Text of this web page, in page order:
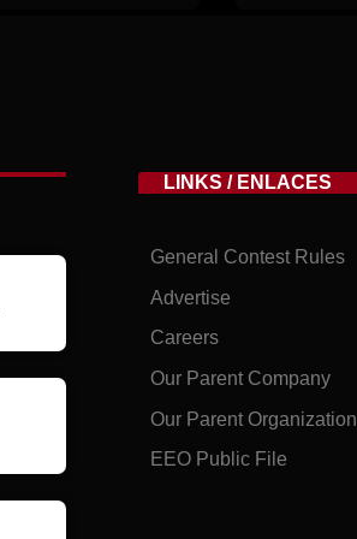
LINKS / ENLACES
General Contest Rules
Advertise
Careers
Our Parent Company
Our Parent Organization
EEO Public File